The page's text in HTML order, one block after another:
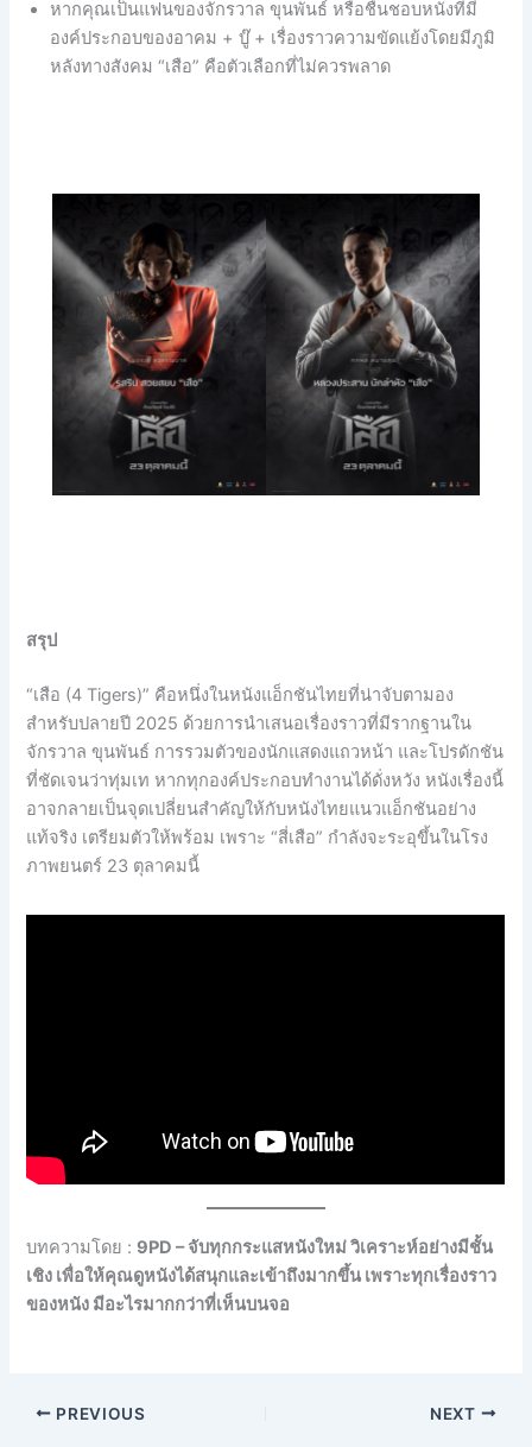
หากคุณเป็นแฟนของจักรวาล ขุนพันธ์ หรือชื่นชอบหนังที่มี
องค์ประกอบของอาคม + บู๊ + เรื่องราวความขัดแย้งโดยมีภูมิ
หลังทางสังคม “เสือ” คือตัวเลือกที่ไม่ควรพลาด
สรุป
“เสือ (4 Tigers)” คือหนึ่งในหนังแอ็กชันไทยที่น่าจับตามอง
สำหรับปลายปี 2025 ด้วยการนำเสนอเรื่องราวที่มีรากฐานใน
จักรวาล ขุนพันธ์ การรวมตัวของนักแสดงแถวหน้า และโปรดักชัน
ที่ชัดเจนว่าทุ่มเท หากทุกองค์ประกอบทำงานได้ดั่งหวัง หนังเรื่องนี้
อาจกลายเป็นจุดเปลี่ยนสำคัญให้กับหนังไทยแนวแอ็กชันอย่าง
แท้จริง เตรียมตัวให้พร้อม เพราะ “สี่เสือ” กำลังจะระอุขึ้นในโรง
ภาพยนตร์ 23 ตุลาคมนี้
บทความโดย : 9PD – จับทุกกระแสหนังใหม่ วิเคราะห์อย่างมีชั้น
เชิง เพื่อให้คุณดูหนังได้สนุกและเข้าถึงมากขึ้น เพราะทุกเรื่องราว
ของหนัง มีอะไรมากกว่าที่เห็นบนจอ
PREVIOUS NEXT